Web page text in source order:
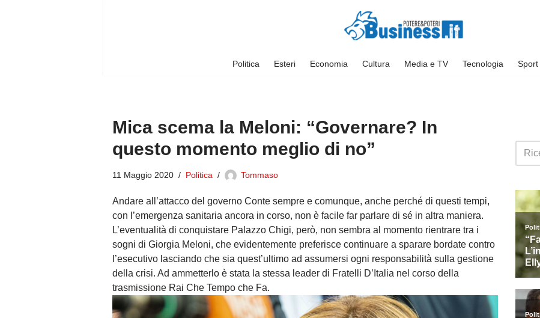
Politica Esteri Economia Cultura Media e TV Tecnologia Sport
Mica scema la Meloni: “Governare? In
questo momento meglio di no”
11 Maggio 2020 Politica Tommaso
Andare all’attacco del governo Conte sempre e comunque, anche perché di questi tempi,
con l’emergenza sanitaria ancora in corso, non è facile far parlare di sé in altra maniera.
L’eventualità di conquistare Palazzo Chigi, però, non sembra al momento rientrare tra i
sogni di Giorgia Meloni, che evidentemente preferisce continuare a sparare bordate contro
l’esecutivo lasciando che sia quest’ultimo ad assumersi ogni responsabilità sulla gestione
della crisi. Ad ammetterlo è stata la stessa leader di Fratelli D’Italia nel corso della
trasmissione Rai Che Tempo che Fa.